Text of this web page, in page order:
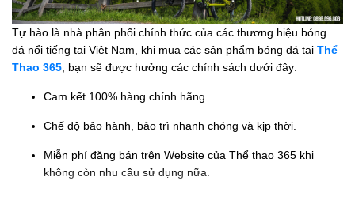
Tự hào là nhà phân phối chính thức của các thương hiệu bóng
đá nổi tiếng tại Việt Nam, khi mua các sản phẩm bóng đá tại Thể
Thao 365 , bạn sẽ được hưởng các chính sách dưới đây:
Cam kết 100% hàng chính hãng.
Chế độ bảo hành, bảo trì nhanh chóng và kịp thời.
Miễn phí đăng bán trên Website của Thể thao 365 khi
không còn nhu cầu sử dụng nữa.